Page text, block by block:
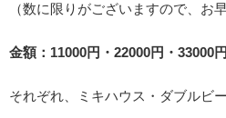
（数に限りがございますので、お
金額：11000円・22000円・33000
それぞれ、ミキハウス・ダブルビ